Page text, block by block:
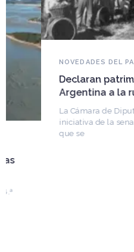
NOVEDADES DEL
Declaran patrimonio
Argentina a la ruta
La Cámara de Diputados
iniciativa de la senadora